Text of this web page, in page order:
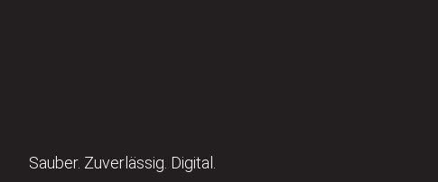
Sauber. Zuverlässig. Digital.